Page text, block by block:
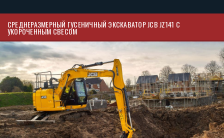
СРЕДНЕРАЗМЕРНЫЙ ГУСЕНИЧНЫЙ ЭКСКАВАТОР JCB JZ141 С
УКОРОЧЕННЫМ СВЕСОМ